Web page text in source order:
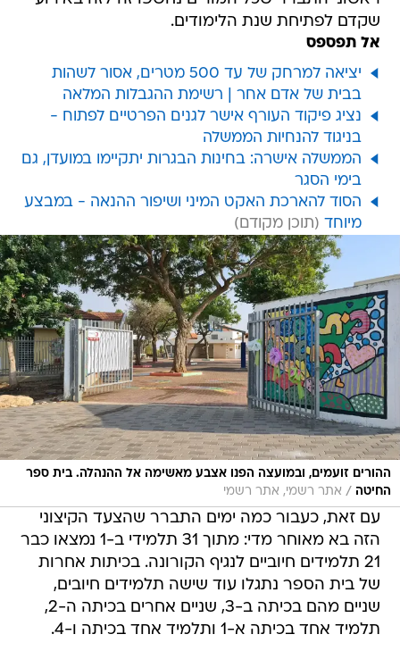
שקדם לפתיחת שנת הלימודים.
אל תפספס
יציאה למרחק של עד 500 מטרים, אסור לשהות
בבית של אדם אחר | רשימת ההגבלות המלאה
נציג פיקוד העורף אישר לגנים הפרטיים לפתוח -
בניגוד להנחיות הממשלה
הממשלה אישרה: בחינות הבגרות יתקיימו במועדן, גם
בימי הסגר
הסוד להארכת האקט המיני ושיפור ההנאה - במבצע
מיוחד
ההורים זועמים, ובמועצה הפנו אצבע מאשימה אל ההנהלה. בית ספר
החיטה / אתר רשמי, אתר רשמי
עם זאת, כעבור כמה ימים התברר שהצעד הקיצוני
הזה בא מאוחר מדי: מתוך 31 תלמידי ב-1 נמצאו כבר
21 תלמידים חיוביים לנגיף הקורונה. בכיתות אחרות
של בית הספר נתגלו עוד שישה תלמידים חיובים,
שניים מהם בכיתה ב-3, שניים אחרים בכיתה ה-2,
תלמיד אחד בכיתה א-1 ותלמיד אחד בכיתה ו-4.